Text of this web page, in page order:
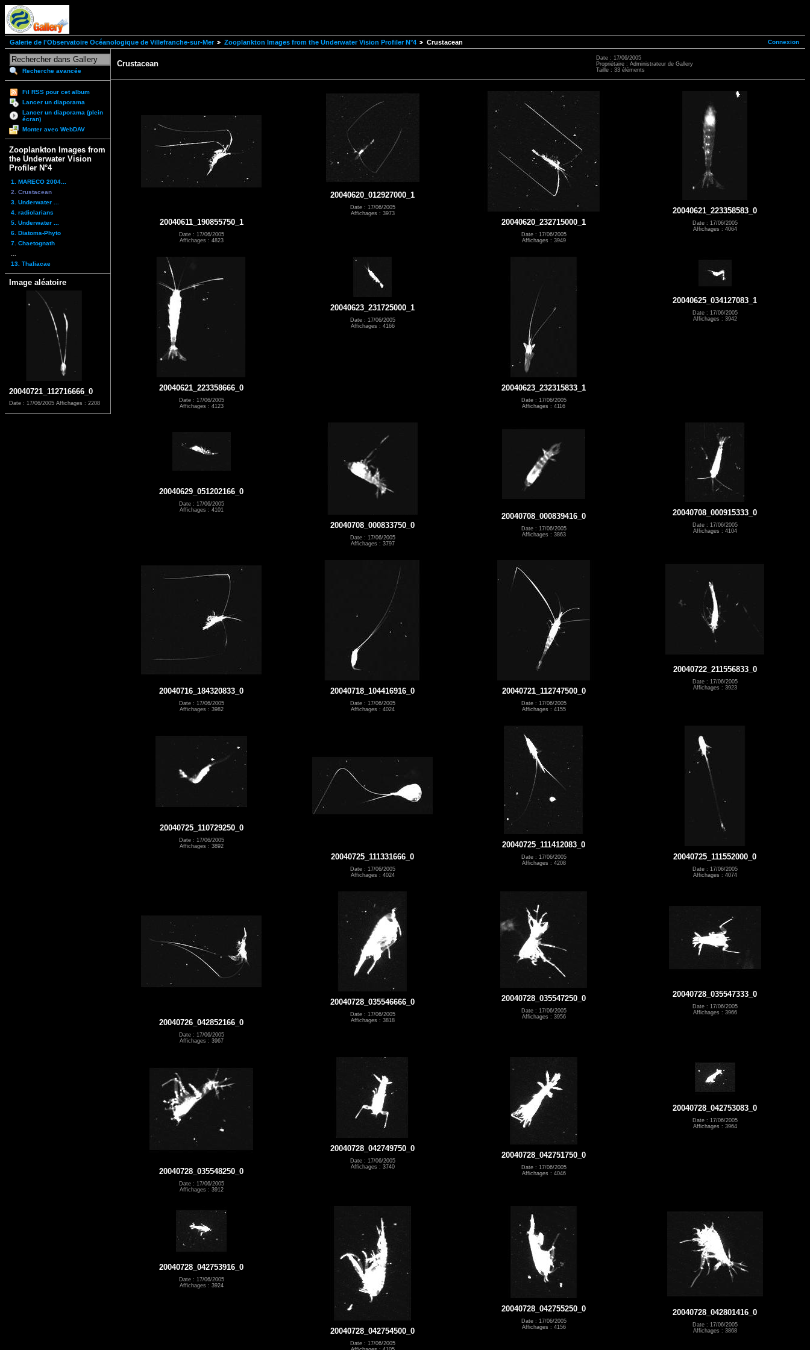
Connexion
Galerie de l'Observatoire Océanologique de Villefranche-sur-Mer Zooplankton Images from the Underwater Vision Profiler N°4 Crustacean
Recherche avancée
Fil RSS pour cet album
Lancer un diaporama
Lancer un diaporama (plein
écran)
Monter avec WebDAV
Zooplankton Images from
the Underwater Vision
Profiler N°4
1. MARECO 2004...
2. Crustacean
3. Underwater ...
4. radiolarians
5. Underwater ...
6. Diatoms-Phyto
7. Chaetognath
13. Thaliacae
Image aléatoire
20040721_112716666_0
Date : 17/06/2005 Affichages : 2208
Crustacean
Date : 17/06/2005
Propriétaire : Administrateur de Gallery
Taille : 33 éléments
20040611_190855750_1
Date : 17/06/2005
Affichages : 4823
20040620_012927000_1
Date : 17/06/2005
Affichages : 3973
20040620_232715000_1
Date : 17/06/2005
Affichages : 3949
20040621_223358583_0
Date : 17/06/2005
Affichages : 4064
20040621_223358666_0
Date : 17/06/2005
Affichages : 4123
20040623_231725000_1
Date : 17/06/2005
Affichages : 4166
20040623_232315833_1
Date : 17/06/2005
Affichages : 4116
20040625_034127083_1
Date : 17/06/2005
Affichages : 3942
20040629_051202166_0
Date : 17/06/2005
Affichages : 4101
20040708_000833750_0
Date : 17/06/2005
Affichages : 3797
20040708_000839416_0
Date : 17/06/2005
Affichages : 3863
20040708_000915333_0
Date : 17/06/2005
Affichages : 4104
20040716_184320833_0
Date : 17/06/2005
Affichages : 3982
20040718_104416916_0
Date : 17/06/2005
Affichages : 4024
20040721_112747500_0
Date : 17/06/2005
Affichages : 4155
20040722_211556833_0
Date : 17/06/2005
Affichages : 3923
20040725_110729250_0
Date : 17/06/2005
Affichages : 3892
20040725_111331666_0
Date : 17/06/2005
Affichages : 4024
20040725_111412083_0
Date : 17/06/2005
Affichages : 4208
20040725_111552000_0
Date : 17/06/2005
Affichages : 4074
20040726_042852166_0
Date : 17/06/2005
Affichages : 3967
20040728_035546666_0
Date : 17/06/2005
Affichages : 3818
20040728_035547250_0
Date : 17/06/2005
Affichages : 3956
20040728_035547333_0
Date : 17/06/2005
Affichages : 3966
20040728_035548250_0
Date : 17/06/2005
Affichages : 3912
20040728_042749750_0
Date : 17/06/2005
Affichages : 3740
20040728_042751750_0
Date : 17/06/2005
Affichages : 4046
20040728_042753083_0
Date : 17/06/2005
Affichages : 3964
20040728_042753916_0
Date : 17/06/2005
Affichages : 3924
20040728_042754500_0
Date : 17/06/2005
20040728_042755250_0
Date : 17/06/2005
Affichages : 4156
20040728_042801416_0
Date : 17/06/2005
Affichages : 3868